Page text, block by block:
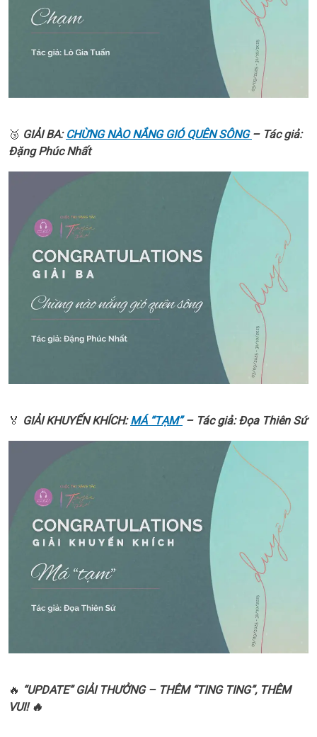
🥉 GIẢI BA: CHỪNG NÀO NẮNG GIÓ QUÊN SÔNG – Tác giả:
Đặng Phúc Nhất
🏅 GIẢI KHUYẾN KHÍCH:MÁ “TẠM”– Tác giả: Đọa Thiên Sứ
🔥 “UPDATE” GIẢI THƯỞNG – THÊM “TING TING”, THÊM
VUI! 🔥